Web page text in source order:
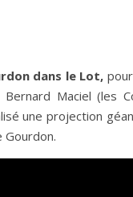
dans le Lot,
Bernard Maciel (les
une projection
Gourdon.